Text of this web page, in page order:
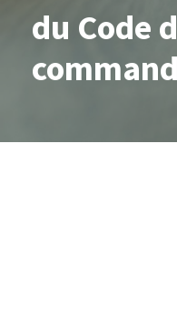
du Code